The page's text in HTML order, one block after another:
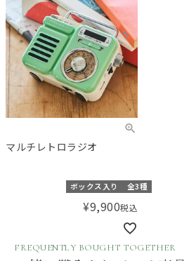
マルチレトロラジオ
ボックス入り 全3種
¥9,900税込
FREQUENTLY BOUGHT TOGETHER